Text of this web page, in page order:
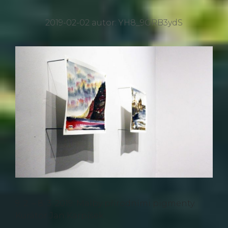
2019-02-02 autor: YH8_9GRB3ydS
Kurátor Jan Karpíšek.